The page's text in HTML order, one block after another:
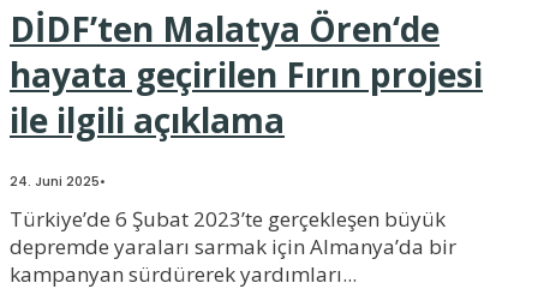
DİDF’ten Malatya Ören‘de
hayata geçirilen Fırın projesi
ile ilgili açıklama
24. Juni 2025•
Türkiye’de 6 Şubat 2023’te gerçekleşen büyük
depremde yaraları sarmak için Almanya’da bir
kampanyan sürdürerek yardımları...